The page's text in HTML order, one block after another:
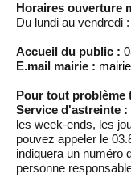
Horaires ouverture
Du lundi au vendredi
Accueil du public :
E.mail mairie :
Pour tout problème
Service d'astreinte :
les week-ends, les
pouvez appeler le
indiquera un numéro
personne